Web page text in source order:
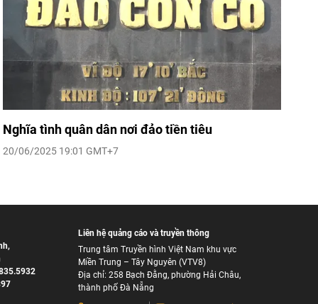
Nghĩa tình quân dân nơi đảo tiền tiêu
20/06/2025 19:01 GMT+7
,
Liên hệ quảng cáo và truyền thông
Trung tâm Truyền hình Việt Nam khu vực
Miền Trung – Tây Nguyên (VTV8)
Địa chỉ: 258 Bạch Đằng, phường Hải Châu,
thành phố Đà Nẵng